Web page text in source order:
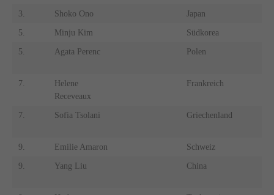
3. Shoko Ono Japan
5. Minju Kim Südkorea
5. Agata Perenc Polen
7.
Helene
Receveaux
Frankreich
7. Sofia Tsolani Griechenland
9. Emilie Amaron Schweiz
9. Yang Liu China